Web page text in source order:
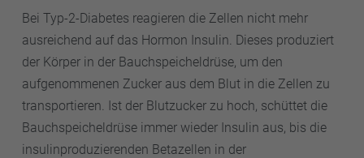
Bei Typ-2-Diabetes reagieren die Zellen nicht mehr
ausreichend auf das Hormon Insulin. Dieses produziert
der Körper in der Bauchspeicheldrüse, um den
aufgenommenen Zucker aus dem Blut in die Zellen zu
transportieren. Ist der Blutzucker zu hoch, schüttet die
Bauchspeicheldrüse immer wieder Insulin aus, bis die
insulinproduzierenden Betazellen in der